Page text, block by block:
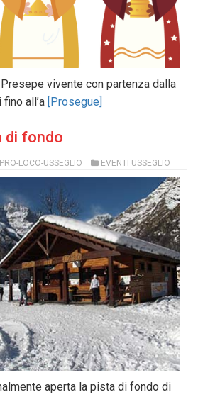
vivente con partenza dalla
all’a [Prosegue]
di fondo
PRO-LOCO-USSEGLIO EVENTI USSEGLIO
aperta la pista di fondo di